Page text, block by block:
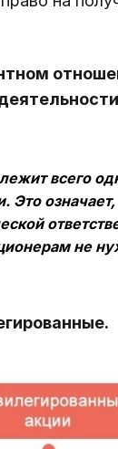
всего
Это означает,
не